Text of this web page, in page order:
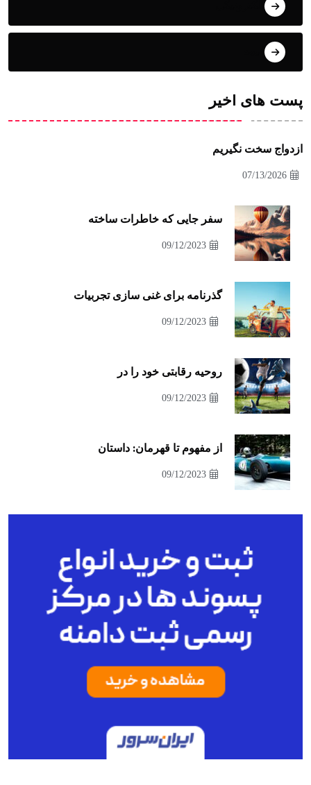
پست های اخیر
ازدواج سخت نگیریم
07/13/2026
سفر جایی که خاطرات ساخته
09/12/2023
گذرنامه برای غنی سازی تجربیات
09/12/2023
روحیه رقابتی خود را در
09/12/2023
از مفهوم تا قهرمان: داستان
09/12/2023